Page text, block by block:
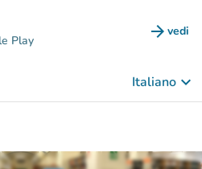
Play arrow_forward vedi
Italiano keyboard_arrow_down